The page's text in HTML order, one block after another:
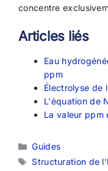
concentre
Articles liés
Eau
ppm
Électrolyse de
L'équation de
La valeur ppm
Catégories
Guides
Étiquettes
Structuration de